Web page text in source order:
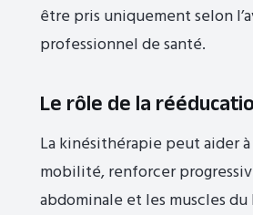
être pris uniquement selon
professionnel de santé.
Le rôle de la
La kinésithérapie peut aider
mobilité, renforcer
abdominale et les muscles du